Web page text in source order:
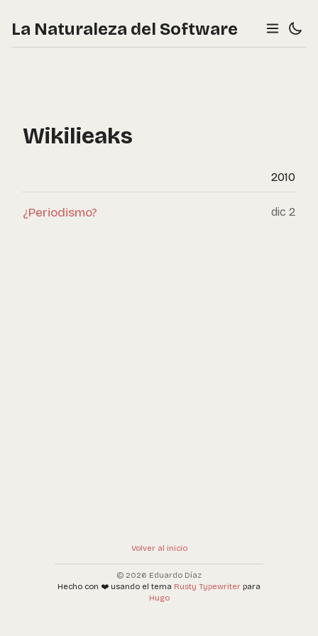
La Naturaleza del Software
Wikilieaks
2010
¿Periodismo? dic 2
Volver al inicio
© 2026 Eduardo Díaz
Hecho con ❤️ usando el tema Rusty Typewriter para
Hugo